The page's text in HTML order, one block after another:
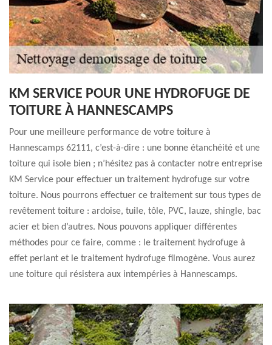
KM SERVICE POUR UNE HYDROFUGE DE
TOITURE À HANNESCAMPS
Pour une meilleure performance de votre toiture à
Hannescamps 62111, c’est-à-dire : une bonne étanchéité et une
toiture qui isole bien ; n’hésitez pas à contacter notre entreprise
KM Service pour effectuer un traitement hydrofuge sur votre
toiture. Nous pourrons effectuer ce traitement sur tous types de
revêtement toiture : ardoise, tuile, tôle, PVC, lauze, shingle, bac
acier et bien d’autres. Nous pouvons appliquer différentes
méthodes pour ce faire, comme : le traitement hydrofuge à
effet perlant et le traitement hydrofuge filmogène. Vous aurez
une toiture qui résistera aux intempéries à Hannescamps.